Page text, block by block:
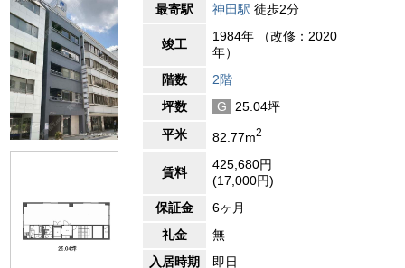
最寄駅 神田駅 徒歩2分
竣工
1984年 （改修：2020
年）
階数
2階
坪数
G
25.04坪
平米
82.77m2
賃料
425,680円
(17,000円)
保証金
6ヶ月
礼金
無
入居時期
即日